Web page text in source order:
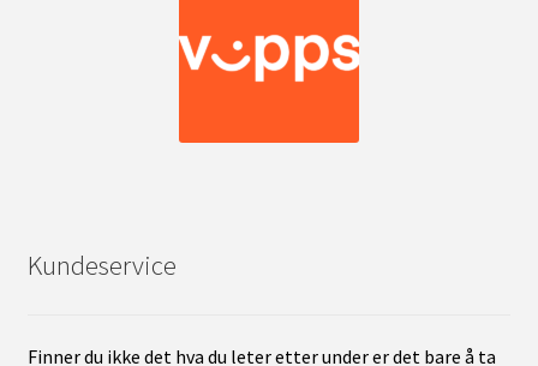
Kundeservice
Finner du ikke det hva du leter etter under er det bare å ta